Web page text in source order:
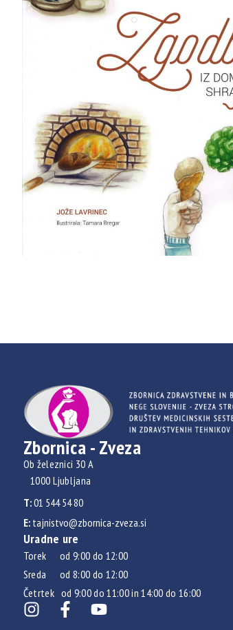
Zbornica - Zveza
Ob železnici 30 A
1000 Ljubljana
T:01 544 54 80
E:tajnistvo@zbornica-zveza.si
Uradne ure
Torek od 9:00 do 12:00
Sreda od 8:00 do 12:00
Četrtek od 9:00 do 11:00 in 14:00 do 16:00